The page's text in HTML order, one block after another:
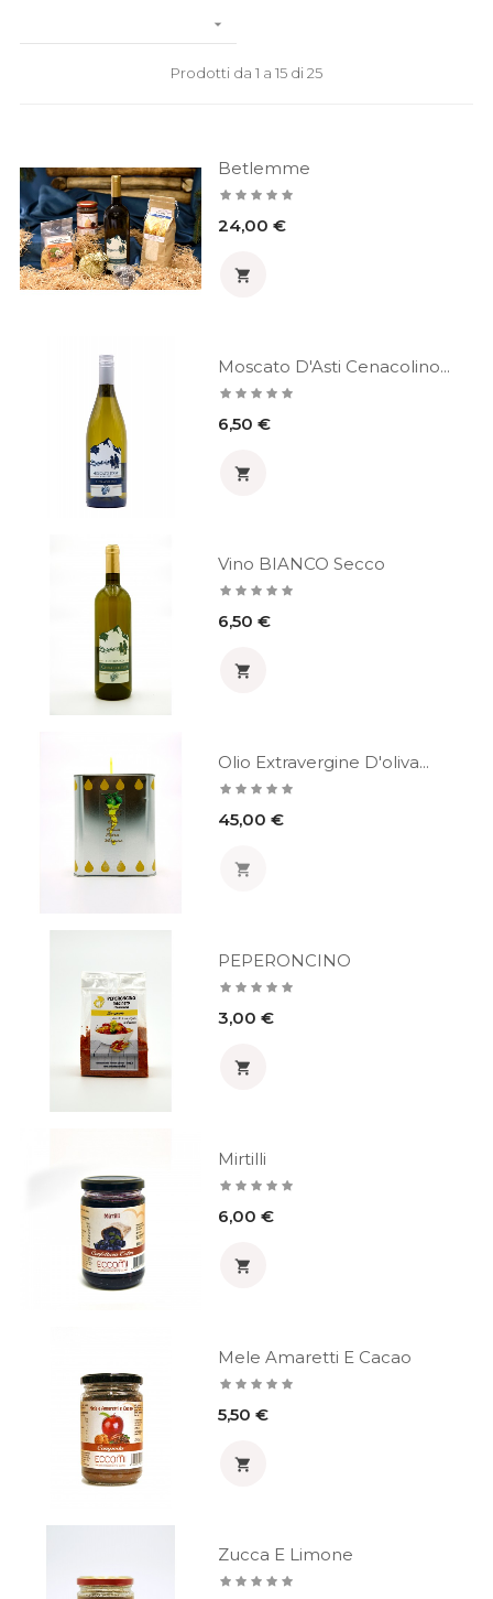

Prodotti da 1 a 15 di 25
Betlemme
Prezzo
24,00 €

Moscato D'Asti Cenacolino...
Prezzo
6,50 €

Vino BIANCO Secco
Prezzo
6,50 €

Olio Extravergine D'oliva...
Prezzo
45,00 €

PEPERONCINO
Prezzo
3,00 €

Mirtilli
Prezzo
6,00 €

Mele Amaretti E Cacao
Prezzo
5,50 €

Zucca E Limone